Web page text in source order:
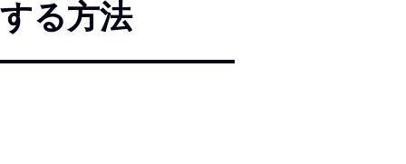
る方法